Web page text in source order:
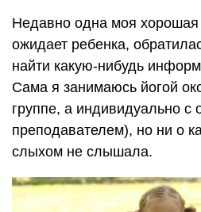
Недавно одна моя хорошая
ожидает ребенка,
найти какую-нибудь
Сама я занимаюсь йогой
группе, а индивидуально с
преподавателем), но ни о
слыхом не слышала.